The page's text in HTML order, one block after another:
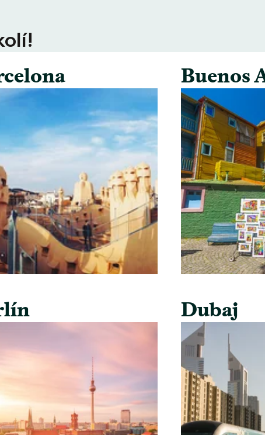
Buenos
Dubaj